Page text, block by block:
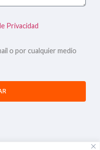
Privacidad
o por cualquier medio